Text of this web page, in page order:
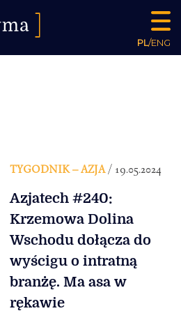
PL/ENG
TYGODNIK – AZJA/ 19.05.2024
Azjatech #240:
Krzemowa Dolina
Wschodu dołącza do
wyścigu o intratną
branżę. Ma asa w
rękawie